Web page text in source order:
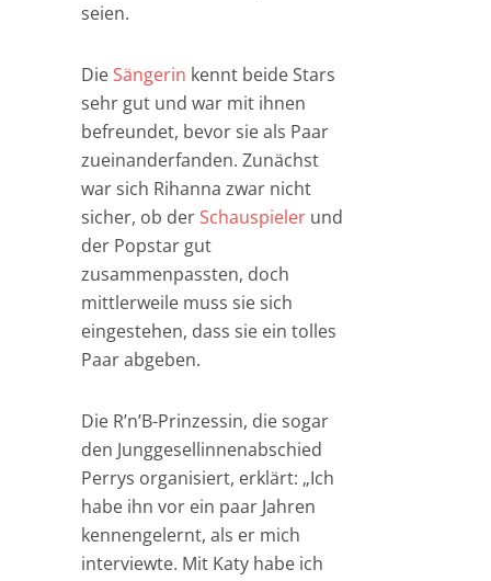
seien.
DieSängerin kennt beide Stars
sehr gut und war mit ihnen
befreundet, bevor sie als Paar
zueinanderfanden. Zunächst
war sich Rihanna zwar nicht
sicher, ob derSchauspieler und
der Popstar gut
zusammenpassten, doch
mittlerweile muss sie sich
eingestehen, dass sie ein tolles
Paar abgeben.
Die R’n’B-Prinzessin, die sogar
den Junggesellinnenabschied
Perrys organisiert, erklärt: „Ich
habe ihn vor ein paar Jahren
kennengelernt, als er mich
interviewte. Mit Katy habe ich